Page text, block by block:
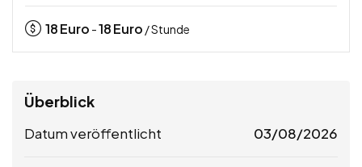
18Euro -18Euro / Stunde
Überblick
Datum veröffentlicht 03/08/2026